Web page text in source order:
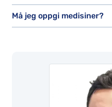
Må jeg oppgi medisiner?